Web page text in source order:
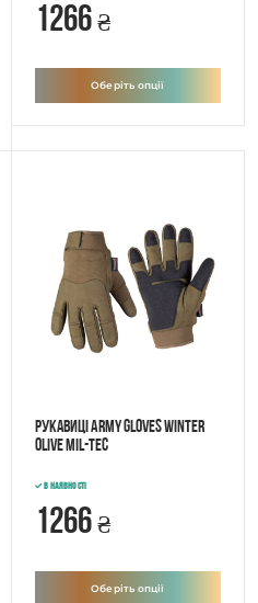
1266 ₴
Оберіть опції
Рукавиці ARMY GLOVES WINTER
OLIVE Mil-Tec
В наявності
1266 ₴
Оберіть опції